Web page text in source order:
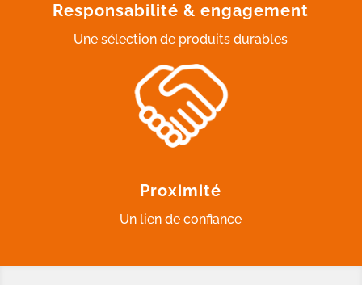
Responsabilité & engagement
Une sélection de produits durables
Proximité
Un lien de confiance